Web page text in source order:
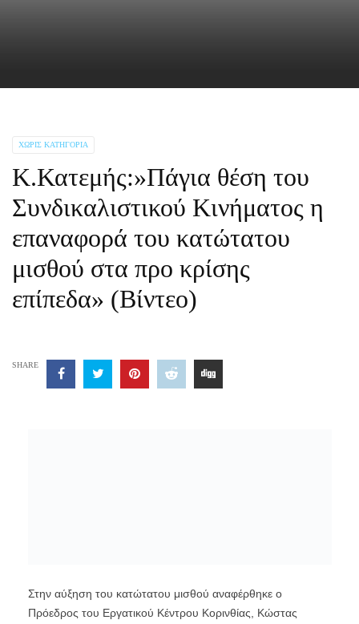
ΧΩΡΊΣ ΚΑΤΗΓΟΡΊΑ
Κ.Κατεμής:»Πάγια θέση του
Συνδικαλιστικού Κινήματος η
επαναφορά του κατώτατου
μισθού στα προ κρίσης
επίπεδα» (Βίντεο)
SHARE
Στην αύξηση του κατώτατου μισθού αναφέρθηκε ο
Πρόεδρος του Εργατικού Κέντρου Κορινθίας, Κώστας